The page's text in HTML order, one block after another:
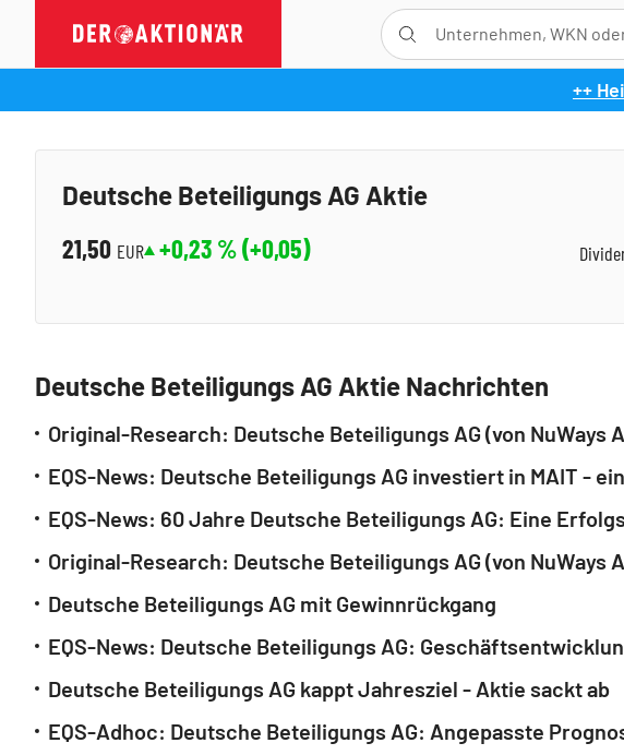
++
Deutsche Beteiligungs AG Aktie
21,50 EUR +0,23 % (+0,05)
Deutsche Beteiligungs AG Aktie Nachrichten
Original-Research: Deutsche Beteiligungs AG (von NuWays
EQS-News: Deutsche Beteiligungs AG investiert in MAIT -
EQS-News: 60 Jahre Deutsche Beteiligungs AG: Eine
Original-Research: Deutsche Beteiligungs AG (von NuWays
Deutsche Beteiligungs AG mit Gewinnrückgang
EQS-News: Deutsche Beteiligungs AG:
Deutsche Beteiligungs AG kappt Jahresziel - Aktie sackt ab
EQS-Adhoc: Deutsche Beteiligungs AG: Angepasste